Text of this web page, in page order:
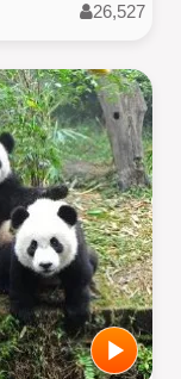
26,527